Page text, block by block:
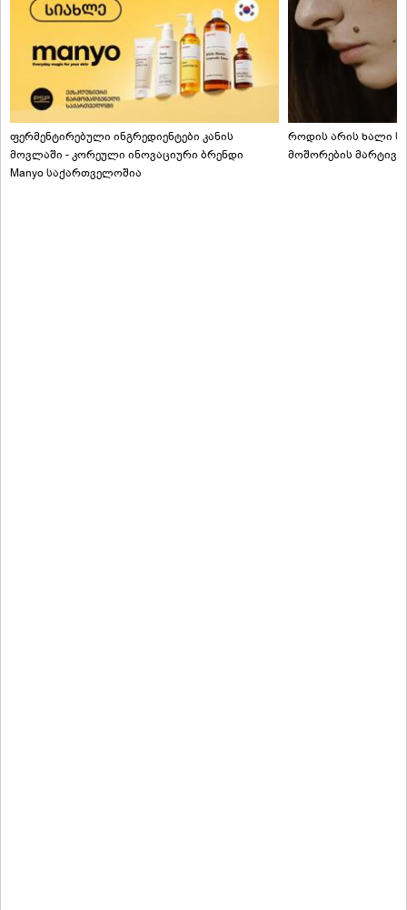
ფერმენტირებული ინგრედიენტები კანის
მოვლაში - კორეული ინოვაციური ბრენდი
Manyo საქართველოშია
როდის არის ხალი
მოშორების